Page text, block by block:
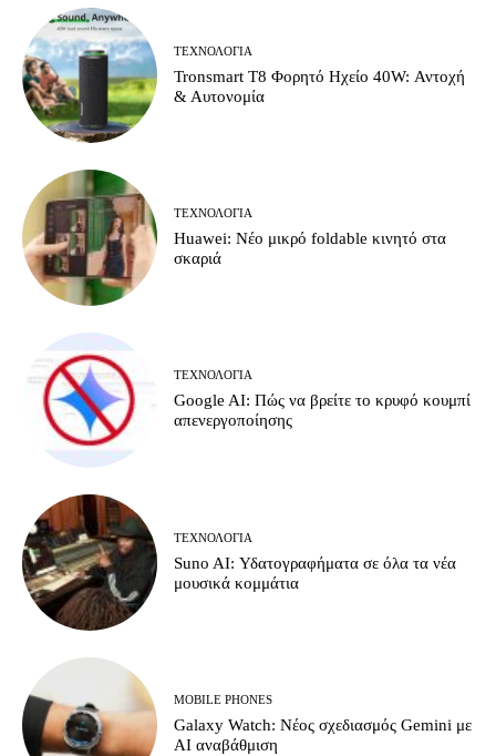
ΤΕΧΝΟΛΟΓΊΑ
Tronsmart T8 Φορητό Ηχείο 40W: Αντοχή
& Αυτονομία
ΤΕΧΝΟΛΟΓΊΑ
Huawei: Νέο μικρό foldable κινητό στα
σκαριά
ΤΕΧΝΟΛΟΓΊΑ
Google AI: Πώς να βρείτε το κρυφό κουμπί
απενεργοποίησης
ΤΕΧΝΟΛΟΓΊΑ
Suno AI: Υδατογραφήματα σε όλα τα νέα
μουσικά κομμάτια
MOBILE PHONES
Galaxy Watch: Νέος σχεδιασμός Gemini με
AI αναβάθμιση